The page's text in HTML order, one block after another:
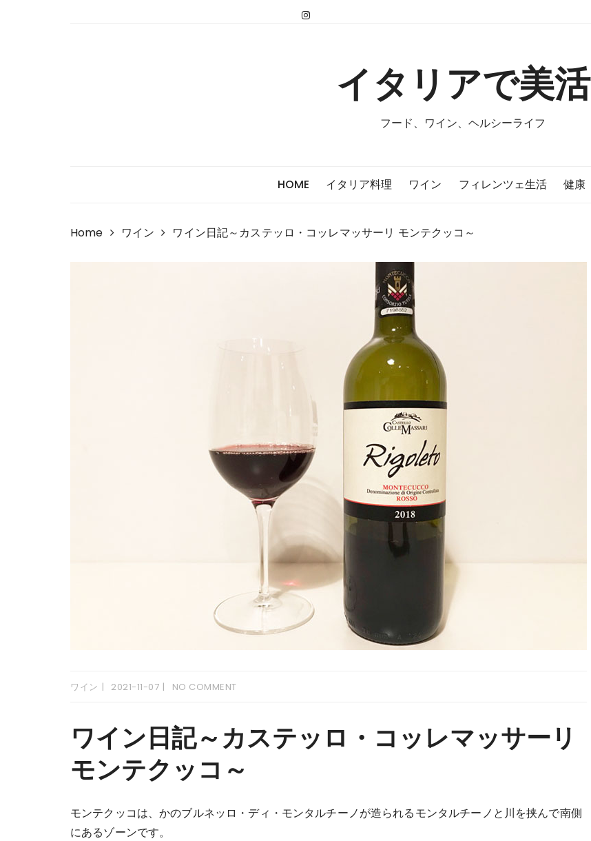
イタリアで美活
フード、ワイン、ヘルシーライフ
HOME イタリア料理 ワイン フィレンツェ生活 健康
Home ワイン ワイン日記～カステッロ・コッレマッサーリ モンテクッコ～
ワイン 2021-11-07 NO COMMENT
ワイン日記～カステッロ・コッレマッサーリ
モンテクッコ～
モンテクッコは、かのブルネッロ・ディ・モンタルチーノが造られるモンタルチーノと川を挟んで南側
にあるゾーンです。